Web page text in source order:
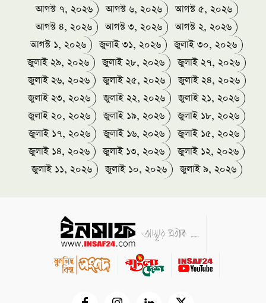
আগস্ট ৭, ২০২৬ আগস্ট ৬, ২০২৬
আগস্ট ৫, ২০২৬
আগস্ট ৪, ২০২৬
আগস্ট ৩, ২০২৬
আগস্ট ২, ২০২৬
আগস্ট ১, ২০২৬
জুলাই ৩১, ২০২৬
জুলাই ৩০, ২০২৬
জুলাই ২৯, ২০২৬
জুলাই ২৮, ২০২৬
জুলাই ২৭, ২০২৬
জুলাই ২৬, ২০২৬
জুলাই ২৫, ২০২৬
জুলাই ২৪, ২০২৬
জুলাই ২৩, ২০২৬
জুলাই ২২, ২০২৬
জুলাই ২১, ২০২৬
জুলাই ২০, ২০২৬
জুলাই ১৯, ২০২৬
জুলাই ১৮, ২০২৬
জুলাই ১৭, ২০২৬
জুলাই ১৬, ২০২৬
জুলাই ১৫, ২০২৬
জুলাই ১৪, ২০২৬
জুলাই ১৩, ২০২৬
জুলাই ১২, ২০২৬
জুলাই ১১, ২০২৬
জুলাই ১০, ২০২৬ জুলাই ৯, ২০২৬